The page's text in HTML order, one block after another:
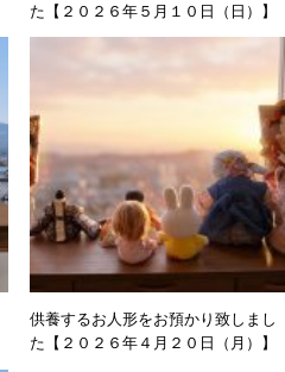
た【２０２６年５月１０日（日）】
供養するお人形をお預かり致しまし
た【２０２６年４月２０日（月）】